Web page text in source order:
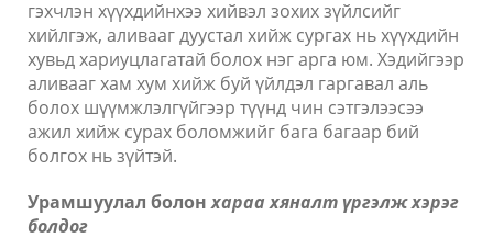
гэхчлэн хүүхдийнхээ хийвэл зохих зүйлсийг
хийлгэж, аливааг дуустал хийж сургах нь хүүхдийн
хувьд хариуцлагатай болох нэг арга юм. Хэдийгээр
аливааг хам хум хийж буй үйлдэл гаргавал аль
болох шүүмжлэлгүйгээр түүнд чин сэтгэлээсээ
ажил хийж сурах боломжийг бага багаар бий
болгох нь зүйтэй.
Урамшуулал болонхараа хяналт үргэлж хэрэг
болдог